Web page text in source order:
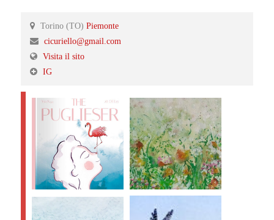
Torino (TO) Piemonte
cicuriello@gmail.com
Visita il sito
IG